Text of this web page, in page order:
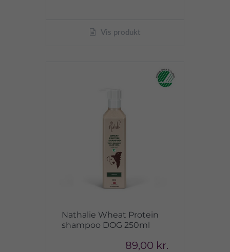
Vis produkt
Nathalie Wheat Protein
shampoo DOG 250ml
89,00 kr.